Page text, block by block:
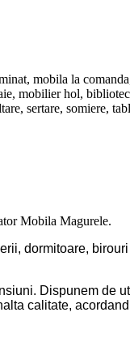
mobila la
mobilier hol,
sertare, somiere,
Mobila Magurele.
dormitoare,
Dispunem de
calitate,